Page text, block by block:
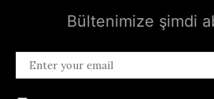
Bültenimize şimdi